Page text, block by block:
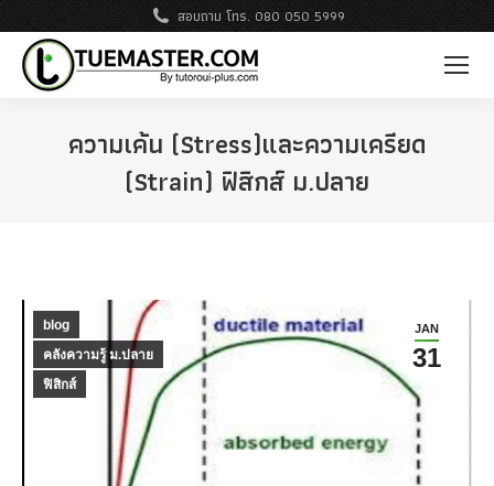
สอบถาม โทร. 080 050 5999
ความเค้น (Stress)และความเครียด
(Strain) ฟิสิกส์ ม.ปลาย
JAN
31
blog
คลังความรู้ ม.ปลาย
ฟิสิกส์